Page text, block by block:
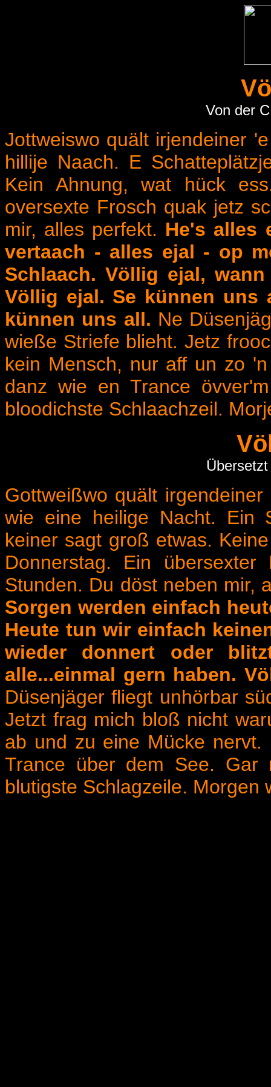
Von der
Jottweiswo quält irjendeiner
hillije Naach. E
Kein Ahnung, wat hück
oversexte Frosch quak jetz
mir, alles perfekt. He's alles
vertaach - alles ejal - op
Schlaach. Völlig ejal,
Völlig ejal. Se künnen uns
künnen uns all. Ne
wieße Striefe blieht. Jetz
kein Mensch, nur aff un zo
danz wie en Trance
bloodichste Schlaachzeil.
Gottweißwo quält
wie eine heilige Nacht. Ein
keiner sagt groß etwas.
Donnerstag. Ein
Stunden. Du döst neben mir,
Sorgen werden einfach
Heute tun wir einfach
wieder donnert oder
alle...einmal gern haben.
Düsenjäger fliegt unhörbar
Jetzt frag mich bloß nicht
ab und zu eine Mücke
Trance über dem See. Gar
blutigste Schlagzeile. Morgen